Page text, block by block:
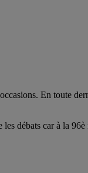
En toute
débats car à la